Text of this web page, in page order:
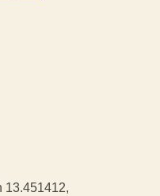
13.451412,